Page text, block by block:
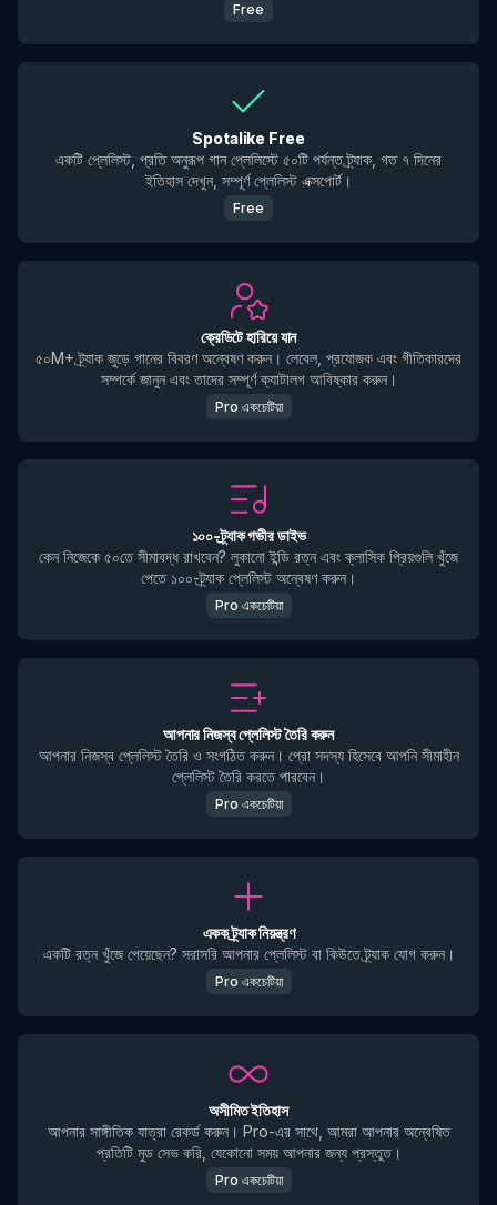
Free
Spotalike Free
একটি প্লেলিস্ট, প্রতি অনুরূপ গান প্লেলিস্টে ৫০টি পর্যন্ত ট্র্যাক, গত ৭ দিনের
ইতিহাস দেখুন, সম্পূর্ণ প্লেলিস্ট এক্সপোর্ট।
Free
ক্রেডিটে হারিয়ে যান
৫০M+ ট্র্যাক জুড়ে গানের বিবরণ অন্বেষণ করুন। লেবেল, প্রযোজক এবং গীতিকারদের
সম্পর্কে জানুন এবং তাদের সম্পূর্ণ ক্যাটালগ আবিষ্কার করুন।
Pro একচেটিয়া
১০০-ট্র্যাক গভীর ডাইভ
কেন নিজেকে ৫০তে সীমাবদ্ধ রাখবেন? লুকানো ইন্ডি রত্ন এবং ক্লাসিক প্রিয়গুলি খুঁজে
পেতে ১০০-ট্র্যাক প্লেলিস্ট অন্বেষণ করুন।
Pro একচেটিয়া
আপনার নিজস্ব প্লেলিস্ট তৈরি করুন
আপনার নিজস্ব প্লেলিস্ট তৈরি ও সংগঠিত করুন। প্রো সদস্য হিসেবে আপনি সীমাহীন
প্লেলিস্ট তৈরি করতে পারবেন।
Pro একচেটিয়া
একক ট্র্যাক নিয়ন্ত্রণ
একটি রত্ন খুঁজে পেয়েছেন? সরাসরি আপনার প্লেলিস্ট বা কিউতে ট্র্যাক যোগ করুন।
Pro একচেটিয়া
অসীমিত ইতিহাস
আপনার সাঙ্গীতিক যাত্রা রেকর্ড করুন। Pro-এর সাথে, আমরা আপনার অন্বেষিত
প্রতিটি মুড সেভ করি, যেকোনো সময় আপনার জন্য প্রস্তুত।
Pro একচেটিয়া